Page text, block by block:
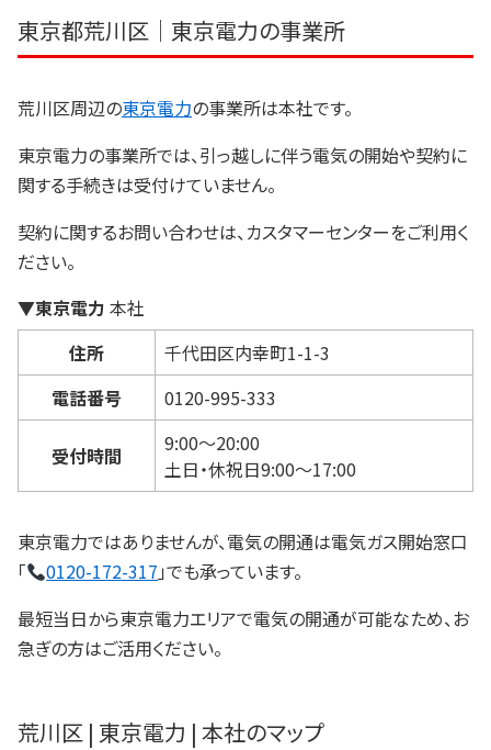
東京都荒川区｜東京電力の事業所
荒川区周辺の東京電力の事業所は本社です。
東京電力の事業所では、引っ越しに伴う電気の開始や契約に
関する手続きは受付けていません。
契約に関するお問い合わせは、カスタマーセンターをご利用く
ださい。
▼東京電力 本社
住所
千代田区内幸町1-1-3
電話番号
0120-995-333
受付時間
9:00～20:00
土日・休祝日9:00～17:00
東京電力ではありませんが、電気の開通は電気ガス開始窓口
「
0120-172-317 」でも承っています。
最短当日から東京電力エリアで電気の開通が可能なため、お
急ぎの方はご活用ください。
荒川区 | 東京電力 | 本社のマップ